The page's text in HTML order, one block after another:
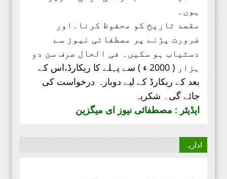
ہوں۔
مقصد تاریخ کو محفوظ کرنا۔اور
ضرورت پڑنے پر مصطفائی نیوز سے
دستیاب ہو سکیں۔ فی الحال صرف سن دو
ہزار ( 2000 ء ) سے پہلے کا ریکارڈ،
اس کے
بعد کے ریکارڈ کے لیے دوبارہ درخواست کی
جائے گی۔ شکریہ
ایڈیٹر : مصطفائی نیوز ای میگزین
اداریہ